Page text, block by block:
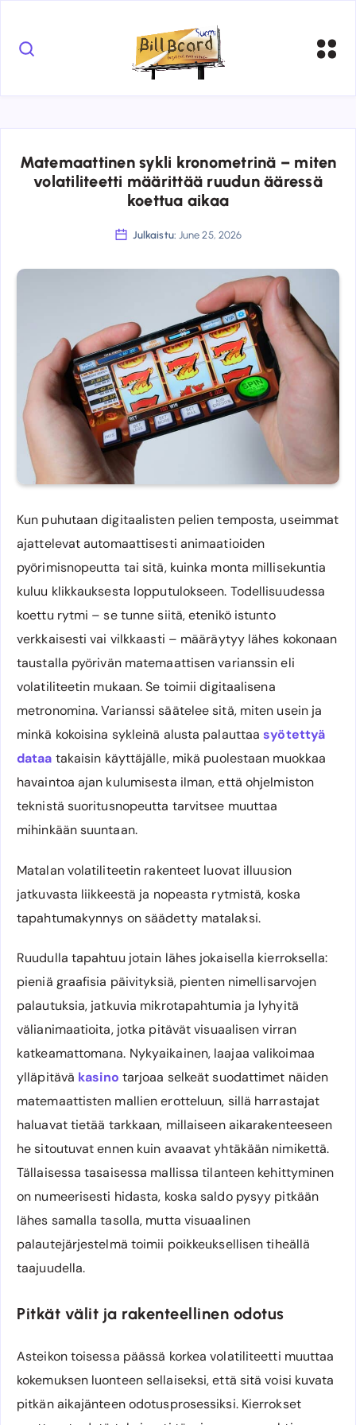
Matemaattinen sykli kronometrinä – miten
volatiliteetti määrittää ruudun ääressä
koettua aikaa
Julkaistu: June 25, 2026
Kun puhutaan digitaalisten pelien temposta, useimmat
ajattelevat automaattisesti animaatioiden
pyörimisnopeutta tai sitä, kuinka monta millisekuntia
kuluu klikkauksesta lopputulokseen. Todellisuudessa
koettu rytmi – se tunne siitä, etenikö istunto
verkkaisesti vai vilkkaasti – määräytyy lähes kokonaan
taustalla pyörivän matemaattisen varianssin eli
volatiliteetin mukaan. Se toimii digitaalisena
metronomina. Varianssi säätelee sitä, miten usein ja
minkä kokoisina sykleinä alusta palauttaasyötettyä
dataa takaisin käyttäjälle, mikä puolestaan muokkaa
havaintoa ajan kulumisesta ilman, että ohjelmiston
teknistä suoritusnopeutta tarvitsee muuttaa
mihinkään suuntaan.
Matalan volatiliteetin rakenteet luovat illuusion
jatkuvasta liikkeestä ja nopeasta rytmistä, koska
tapahtumakynnys on säädetty matalaksi.
Ruudulla tapahtuu jotain lähes jokaisella kierroksella:
pieniä graafisia päivityksiä, pienten nimellisarvojen
palautuksia, jatkuvia mikrotapahtumia ja lyhyitä
välianimaatioita, jotka pitävät visuaalisen virran
katkeamattomana. Nykyaikainen, laajaa valikoimaa
ylläpitävä kasino tarjoaa selkeät suodattimet näiden
matemaattisten mallien erotteluun, sillä harrastajat
haluavat tietää tarkkaan, millaiseen aikarakenteeseen
he sitoutuvat ennen kuin avaavat yhtäkään nimikettä.
Tällaisessa tasaisessa mallissa tilanteen kehittyminen
on numeerisesti hidasta, koska saldo pysyy pitkään
lähes samalla tasolla, mutta visuaalinen
palautejärjestelmä toimii poikkeuksellisen tiheällä
taajuudella.
Pitkät välit ja rakenteellinen odotus
Asteikon toisessa päässä korkea volatiliteetti muuttaa
kokemuksen luonteen sellaiseksi, että sitä voisi kuvata
pitkän aikajänteen odotusprosessiksi. Kierrokset